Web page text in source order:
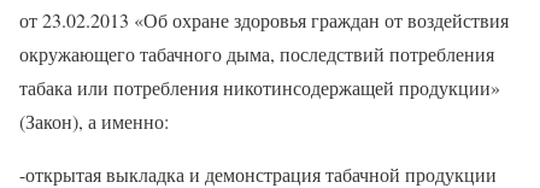
от 23.02.2013 «Об охране здоровья граждан от воздействия
окружающего табачного дыма, последствий потребления
табака или потребления никотинсодержащей продукции»
(Закон), а именно:
-открытая выкладка и демонстрация табачной продукции